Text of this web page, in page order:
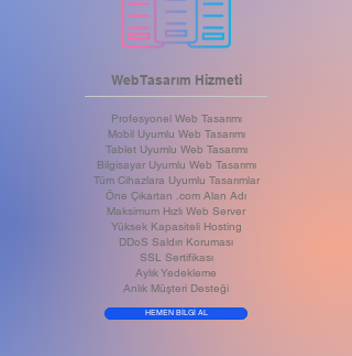
Web Tasarım Hizmeti
Profesyonel Web Tasarımı
Mobil Uyumlu Web Tasarımı
Tablet Uyumlu Web Tasarımı
Bilgisayar Uyumlu Web Tasarımı
Tüm Cihazlara Uyumlu Tasarımlar
Öne Çıkartan .com Alan Adı
Maksimum Hızlı Web Server
Yüksek Kapasiteli Hosting
DDoS Saldırı Koruması
SSL Sertifikası
Aylık Yedekleme
Anlık Müşteri Desteği
HEMEN BİLGİ AL